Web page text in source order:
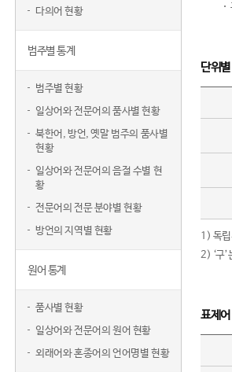
다의어 현황
범주별 통계
범주별 현황
일상어와 전문어의 품사별 현황
북한어, 방언, 옛말 범주의 품사별
현황
일상어와 전문어의 음절 수별 현
황
전문어의 전문 분야별 현황
방언의 지역별 현황
원어 통계
품사별 현황
일상어와 전문어의 원어 현황
외래어와 혼종어의 언어명별 현황
단위
1) 독립
2) ‘구
표제